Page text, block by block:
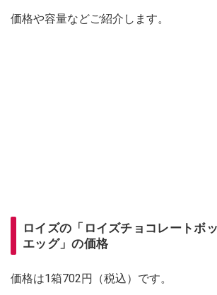
価格や容量などご紹介します。
ロイズの「ロイズチョコレートボ
エッグ」の価格
価格は1箱702円（税込）です。